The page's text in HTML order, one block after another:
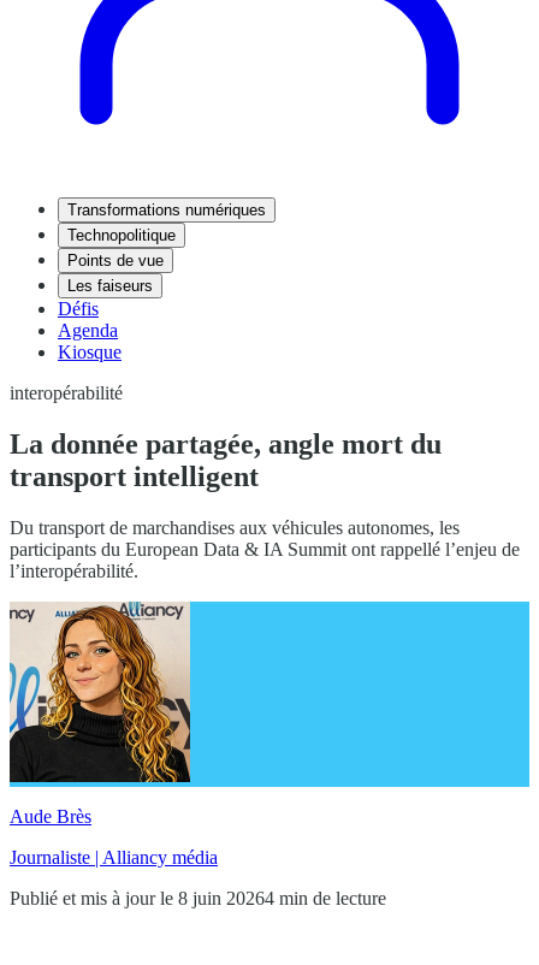
Transformations numériques
Technopolitique
Points de vue
Les faiseurs
Défis
Agenda
Kiosque
interopérabilité
La donnée partagée, angle mort du
transport intelligent
Du transport de marchandises aux véhicules autonomes, les
participants du European Data & IA Summit ont rappellé l’enjeu de
l’interopérabilité.
Aude Brès
Journaliste | Alliancy média
Publié et mis à jour le 8 juin 20264 min de lecture